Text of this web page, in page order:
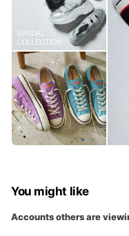
You might like
Accounts others are